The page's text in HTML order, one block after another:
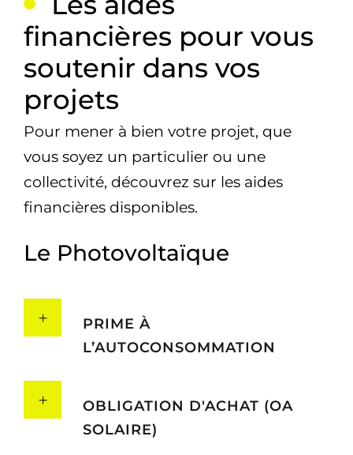
financières pour vous
soutenir dans vos
projets
Pour mener à bien votre projet, que
vous soyez un particulier ou une
collectivité, découvrez sur les aides
financières disponibles.
Le Photovoltaïque
PRIME À
L’AUTOCONSOMMATION
OBLIGATION D'ACHAT (OA
SOLAIRE)